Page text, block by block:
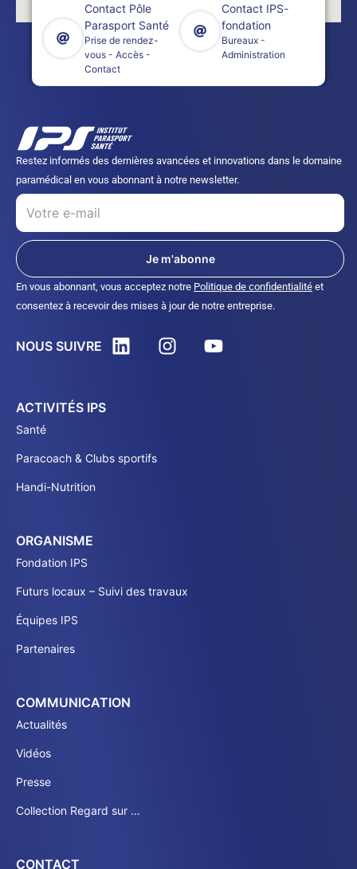
Contact Pôle
Parasport Santé
Prise de rendez-
vous - Accès -
Contact
Contact IPS-
fondation
Bureaux -
Administration
Restez informés des dernières avancées et innovations dans le domaine
paramédical en vous abonnant à notre newsletter.
Je m'abonne
En vous abonnant, vous acceptez notre Politique de confidentialité et
consentez à recevoir des mises à jour de notre entreprise.
NOUS SUIVRE
ACTIVITÉS IPS
Santé
Paracoach & Clubs sportifs
Handi-Nutrition
ORGANISME
Fondation IPS
Futurs locaux – Suivi des travaux
Équipes IPS
Partenaires
COMMUNICATION
Actualités
Vidéos
Presse
Collection Regard sur …
CONTACT